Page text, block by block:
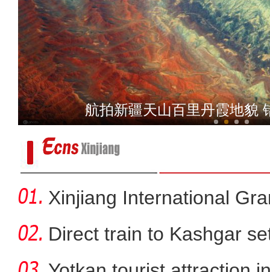
中方：呼吁联合国人权高专
航拍新疆天山百里丹霞地貌
Xinjiang International
Direct train to Kashgar